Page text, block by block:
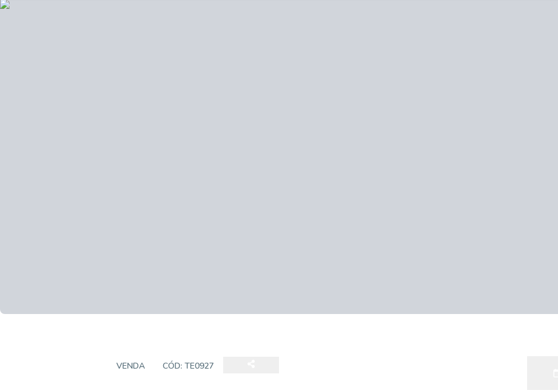
VENDA CÓD: TE0927